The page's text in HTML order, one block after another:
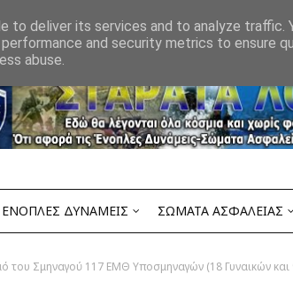
ΕΝΟΠΛΕΣ ΔΥΝΑΜΕΙΣ ΣΩΜΑΤΑ ΑΣΦΑΛΕΙΑΣ
του Σμηναγού 117 ΕΜΘ Υποσμηναγών (18 Γυναικών
to deliver its services and to analyze traffic.
and security metrics to ensure
abuse.